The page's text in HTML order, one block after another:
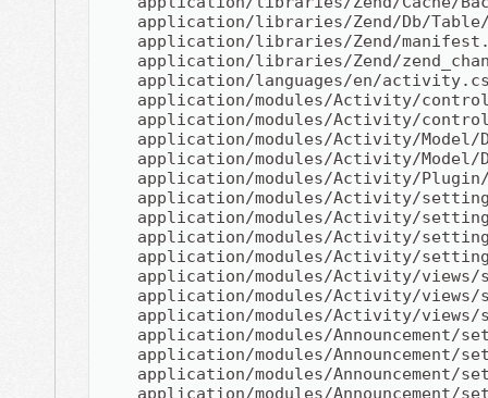
application/libraries/Zend/Db/Table/
application/libraries/Zend/
application/libraries/Zend/
application/languages/en/activity.csv
application/modules/Activity/
application/modules/Activity/
application/modules/Activity/Model/
application/modules/Activity/Model/
application/modules/Activity/Plugin/
application/modules/Activity/
application/modules/Activity/
application/modules/Activity/
application/modules/Activity/
application/modules/Activity/views/
application/modules/Activity/views/
application/modules/Activity/views/
application/modules/Announcement/
application/modules/Announcement/
application/modules/Announcement/
application/modules/Announcement/